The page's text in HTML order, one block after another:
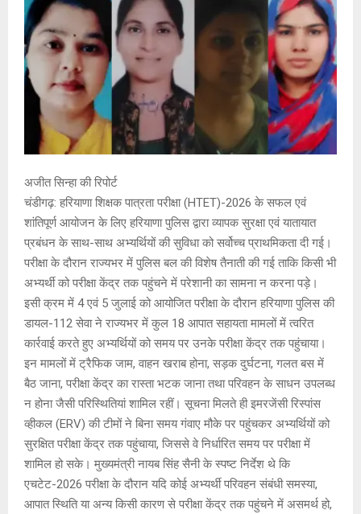
अजीत सिन्हा की रिपोर्ट
चंडीगढ़: हरियाणा शिक्षक पात्रता परीक्षा (HTET)-2026 के सफल एवं
शांतिपूर्ण आयोजन के लिए हरियाणा पुलिस द्वारा व्यापक सुरक्षा एवं यातायात
प्रबंधन के साथ-साथ अभ्यर्थियों की सुविधा को सर्वोच्च प्राथमिकता दी गई।
परीक्षा के दौरान राज्यभर में पुलिस बल की विशेष तैनाती की गई ताकि किसी भी
अभ्यर्थी को परीक्षा केंद्र तक पहुंचने में परेशानी का सामना न करना पड़े।
इसी क्रम में 4 एवं 5 जुलाई को आयोजित परीक्षा के दौरान हरियाणा पुलिस की
डायल-112 सेवा ने राज्यभर में कुल 18 आपात सहायता मामलों में त्वरित
कार्रवाई करते हुए अभ्यर्थियों को समय पर उनके परीक्षा केंद्र तक पहुंचाया।
इन मामलों में ट्रैफिक जाम, वाहन खराब होना, सड़क दुर्घटना, गलत बस में
बैठ जाना, परीक्षा केंद्र का रास्ता भटक जाना तथा परिवहन के साधन उपलब्ध
न होना जैसी परिस्थितियां शामिल रहीं। सूचना मिलते ही इमरजेंसी रिस्पांस
व्हीकल (ERV) की टीमों ने बिना समय गंवाए मौके पर पहुंचकर अभ्यर्थियों को
सुरक्षित परीक्षा केंद्र तक पहुंचाया, जिससे वे निर्धारित समय पर परीक्षा में
शामिल हो सके। मुख्यमंत्री नायब सिंह सैनी के स्पष्ट निर्देश थे कि
एचटेट-2026 परीक्षा के दौरान यदि कोई अभ्यर्थी परिवहन संबंधी समस्या,
आपात स्थिति या अन्य किसी कारण से परीक्षा केंद्र तक पहुंचने में असमर्थ हो,